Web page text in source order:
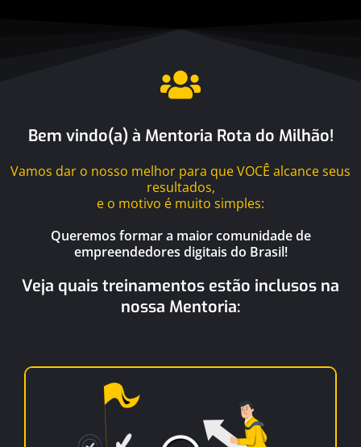
Bem vindo(a) à Mentoria Rota do Milhão!
Vamos dar o nosso melhor para que VOCÊ alcance seus
resultados,
e o motivo é muito simples:
Queremos formar a maior comunidade de
empreendedores digitais do Brasil!
Veja quais treinamentos estão inclusos na
nossa Mentoria: